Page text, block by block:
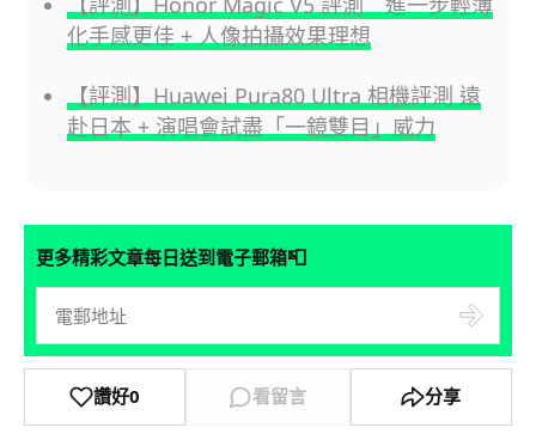
化手感更佳 + 人像拍攝效果理想
【評測】Huawei Pura80 Ultra 相機評測 遠
赴日本 + 演唱會試盡「一鏡雙目」威力
更多精彩文章每日送到電子郵箱📮
讚好0 看留言 分享